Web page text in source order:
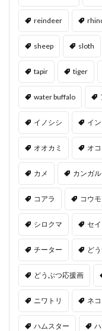
reindeer
sheep sloth
tapir tiger
water buffalo
イノシシ イ
オオカミ オ
カメ カンガ
コアラ コウモ
シロクマ セ
チーター ど
どうぶつ応援画
ニワトリ ネコ
ハムスター